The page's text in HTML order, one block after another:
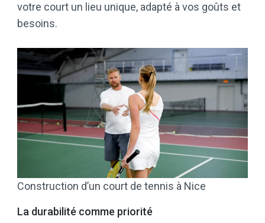
votre court un lieu unique, adapté à vos goûts et
besoins.
Construction d’un court de tennis à Nice
La durabilité comme priorité